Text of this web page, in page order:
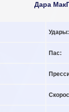
Дара
Удары:
Пас: